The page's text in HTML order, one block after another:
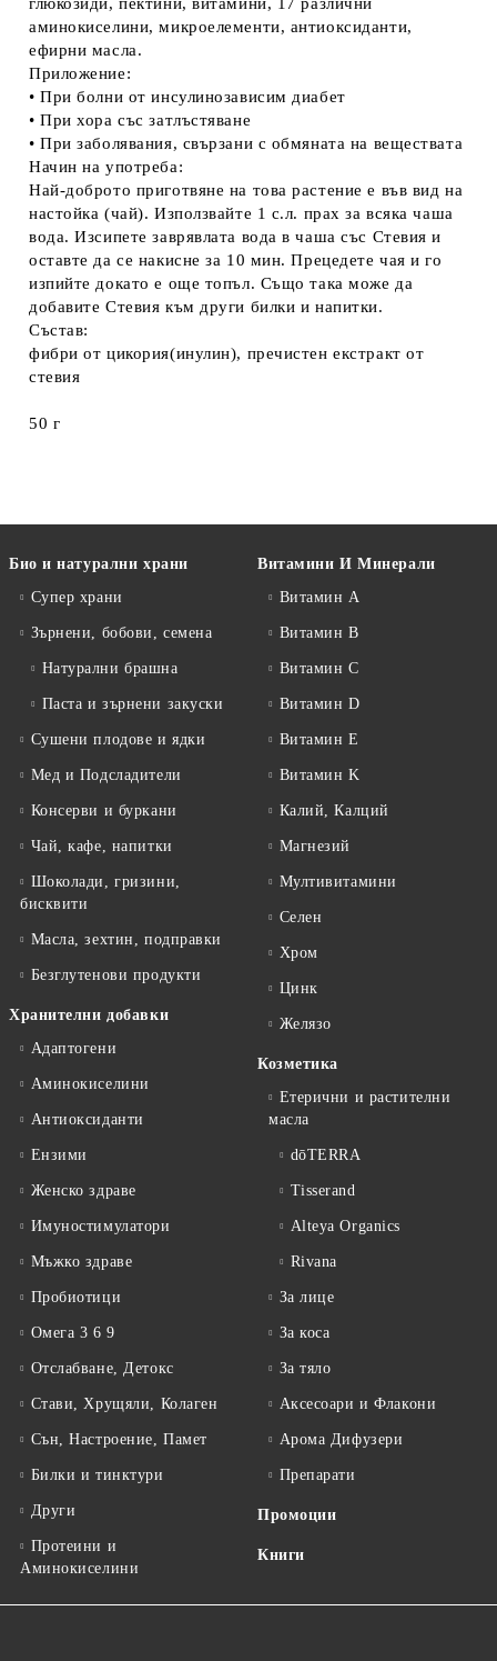
аминокиселини, микроелементи, антиоксиданти,
ефирни масла.
Приложение:
• При болни от инсулинозависим диабет
• При хора със затлъстяване
• При заболявания, свързани с обмяната на веществата
Начин на употреба:
Най-доброто приготвяне на това растение е във вид на
настойка (чай). Използвайте 1 с.л. прах за всяка чаша
вода. Изсипете заврявлата вода в чаша със Стевия и
оставте да се накисне за 10 мин. Прецедете чая и го
изпийте докато е още топъл. Също така може да
добавите Стевия към други билки и напитки.
Състав:
фибри от цикория(инулин), пречистен екстракт от
стевия
50 г
Био и натурални храни
Супер храни
Зърнени, бобови, семена
Натурални брашна
Паста и зърнени закуски
Сушени плодове и ядки
Мед и Подсладители
Консерви и буркани
Чай, кафе, напитки
Шоколади, гризини,
бисквити
Масла, зехтин, подправки
Безглутенови продукти
Хранителни добавки
Адаптогени
Аминокиселини
Антиоксиданти
Ензими
Женско здраве
Имуностимулатори
Мъжко здраве
Пробиотици
Омега 3 6 9
Отслабване, Детокс
Стави, Хрущяли, Колаген
Сън, Настроение, Памет
Билки и тинктури
Други
Протеини и
Аминокиселини
Витамини И Минерали
Витамин А
Витамин B
Витамин C
Витамин D
Витамин E
Витамин K
Калий, Калций
Магнезий
Мултивитамини
Селен
Хром
Цинк
Желязо
Козметика
Етерични и растителни
масла
dōTERRA
Tisserand
Alteya Organics
Rivana
За лице
За коса
За тяло
Аксесоари и Флакони
Арома Дифузери
Препарати
Промоции
Книги